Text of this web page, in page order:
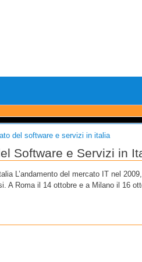
del software e servizi in italia
Software e Servizi in
L’andamento del mercato IT nel
A Roma il 14 ottobre e a Milano il 16